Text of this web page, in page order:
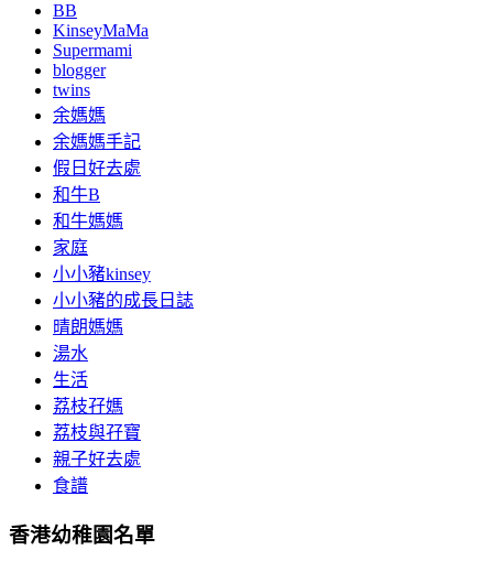
BB
KinseyMaMa
Supermami
blogger
twins
余媽媽
余媽媽手記
假日好去處
和牛B
和牛媽媽
家庭
小小豬kinsey
小小豬的成長日誌
晴朗媽媽
湯水
生活
荔枝孖媽
荔枝與孖寶
親子好去處
食譜
香港幼稚園名單